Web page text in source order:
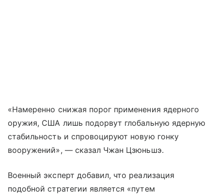
«Намеренно снижая порог применения ядерного
оружия, США лишь подорвут глобальную ядерную
стабильность и спровоцируют новую гонку
вооружений», — сказал Чжан Цзюньшэ.
Военный эксперт добавил, что реализация
подобной стратегии является «путем